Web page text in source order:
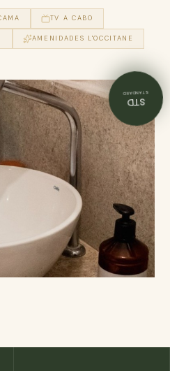
TV A CABO
AMENIDADES L'OCCITANE
STD
STANDARD